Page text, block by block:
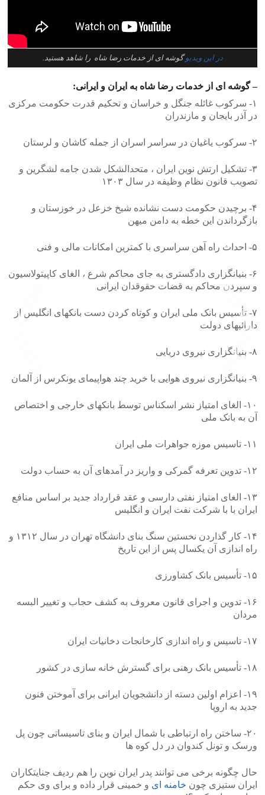
در این ویدیوگوشه ای از خدمات رضا شاه را شاهد هستید.
– گوشه ای از خدمات رضا شاه به ایران و ایرانی:
۱- سرکوب غائله جنگل و خراسان و تحکیم قدرت حکومت مرکزی
در آذر بایجان و مازندران
۲- سرکوب یاغیان در سراسر اسران از جمله کاشان و لرستان
۳- تشکیل ارتش نوین ایران ، متحدالشکل شدن جامه لشگرین و
تصویب قانون نظام وظیفه در سال ١٣٠٣
۴- برچیدن حکومت دست نشانده شیخ خزعل در خوزستان و
بازگرداندن این خطه به دامن میهن
۵- احداث راه آهن سراسری با کمترین امکانات مالی و فنی
۶- بنیانگزاری دادگستری به جای محاکم شرع ، الغای کاپیتولاسیون
و سپردن محاکم به قضات حقوقدان ایرانی
۷- تأسیس بانک ملی ایران و کوتاه کردن دست بانکهای انگلیس از
دارائیهای دولت
۸- بنیانگزاری نیروی دریایی
۹- بنیانگزاری نیروی هوایی با خرید چند هواپیمای یونکرس از آلمان
۱۰- الغای امتیاز نشر اسکناس توسط بانکهای خارجی و اختصاص
آن به بانک ملی
۱۱- تاسیس موزه جواهرات ملی ایران
۱۲- تدوین تعرفه گمرکی و واریز در آمدهای آن به حساب دولت
۱۳- الغای امتیاز نفتی دارسی و عقد قرارداد جدید بر اساس منافع
ایران با با شرکت نفت ایران و انگلیس
۱۴- کار گذاردن نخستین سنگ بنای دانشگاه تهران در سال ١٣١٢ و
راه اندازی آن یکسال پس از این تاریخ
۱۵- تأسیس بانک کشاورزی
۱۶- تدوین و اجرای قانون معروف به کشف حجاب و تغییر البسه
مردان
۱۷- تاسیس و راه اندازی کارخانجات دخانیات ایران
۱۸- تأسیس بانک رهنی برای گسترش خانه سازی در کشور
۱۹- اعزام اولین دسته از دانشجویان ایرانی برای آموختن فنون
جدید به اروپا
۲۰- ساختن راه ارتباطی با شمال ایران و بنای تاسیساتی چون پل
ورسک و تونل کندوان در دل کوه ها
حال چگونه برخی می توانند پدر ایران نوین را هم ردیف جنایتکاران
ایران ستیزی چون خامنه ای و خمینی قرار داده و برای وی حکم